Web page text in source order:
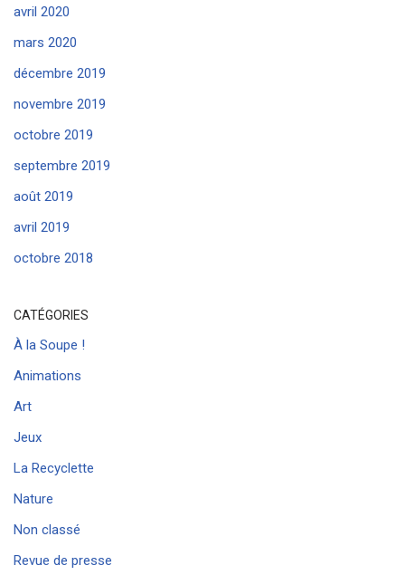
avril 2020
mars 2020
décembre 2019
novembre 2019
octobre 2019
septembre 2019
août 2019
avril 2019
octobre 2018
CATÉGORIES
À la Soupe !
Animations
Art
Jeux
La Recyclette
Nature
Non classé
Revue de presse